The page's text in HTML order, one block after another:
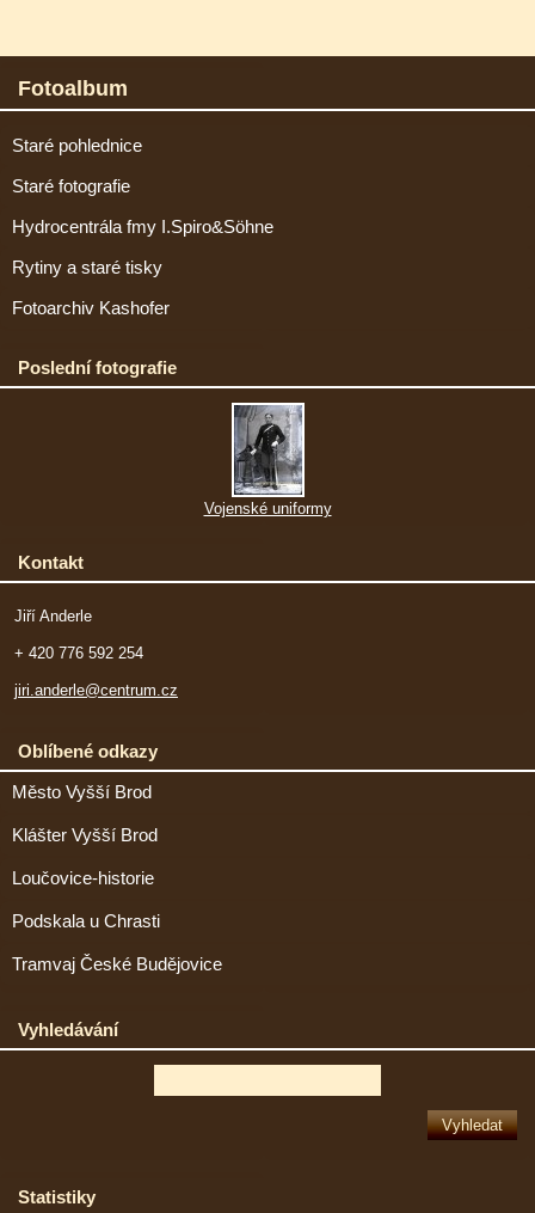
Fotoalbum
Staré pohlednice
Staré fotografie
Hydrocentrála fmy I.Spiro&Söhne
Rytiny a staré tisky
Fotoarchiv Kashofer
Poslední fotografie
Vojenské uniformy
Kontakt
Jiří Anderle
+ 420 776 592 254
jiri.anderle@centrum.cz
Oblíbené odkazy
Město Vyšší Brod
Klášter Vyšší Brod
Loučovice-historie
Podskala u Chrasti
Tramvaj České Budějovice
Vyhledávání
Statistiky